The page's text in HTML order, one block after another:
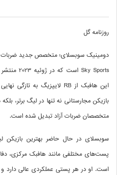
روزنامه گل
دومینیک سوبسلای؛ متخصص جدید ضربات
بازیکن مجارستانی نه‌ تنها در لیگ برتر،
متخصصان ضربات آزاد تبدیل شده است.
سوبسلای در حال حاضر بهترین بازیکن
پست‌های مختلفی مانند هافبک مرکزی،
است. او در هر پستی عملکردی عالی